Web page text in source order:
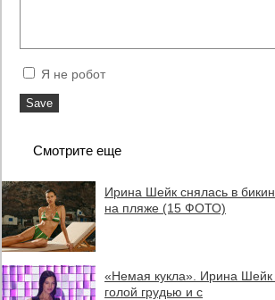
Я не робот
Смотрите еще
Ирина Шейк снялась в
на пляже (15 ФОТО)
«Немая кукла». Ирина Шейк
голой грудью и с